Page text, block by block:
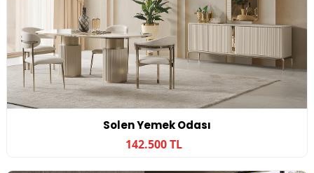
Solen Yemek Odası
142.500 TL